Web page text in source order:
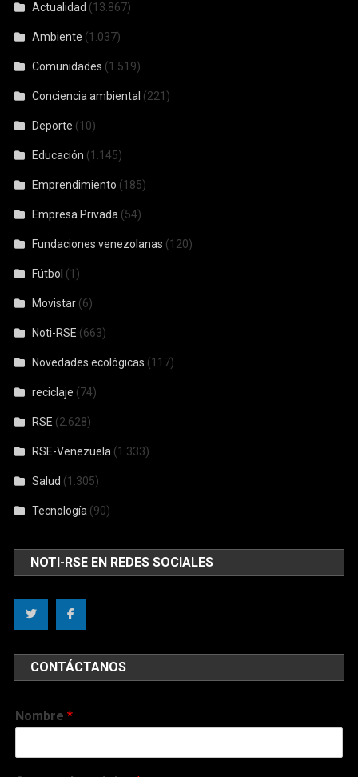
Actualidad (13.867)
Ambiente (1.037)
Comunidades (1.519)
Conciencia ambiental (221)
Deporte (10)
Educación (1.145)
Emprendimiento (185)
Empresa Privada (54)
Fundaciones venezolanas (120)
Fútbol (1)
Movistar (6)
Noti-RSE (663)
Novedades ecológicas (117)
reciclaje (74)
RSE (2.628)
RSE-Venezuela (1.333)
Salud (1.305)
Tecnología (90)
NOTI-RSE EN REDES SOCIALES
CONTÁCTANOS
Nombre*